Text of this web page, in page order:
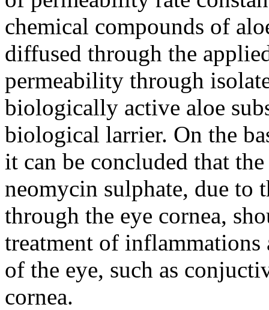
chemical compounds of
diffused through the
permeability through
biologically active aloe
biological larrier. On the
it can be concluded that
neomycin sulphate, due to
through the eye cornea,
treatment of
of the eye, such as
cornea.